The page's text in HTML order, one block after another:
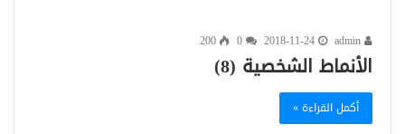
2018-11-24
200
الأنماط الشخصية (8)
أكمل القراءة »